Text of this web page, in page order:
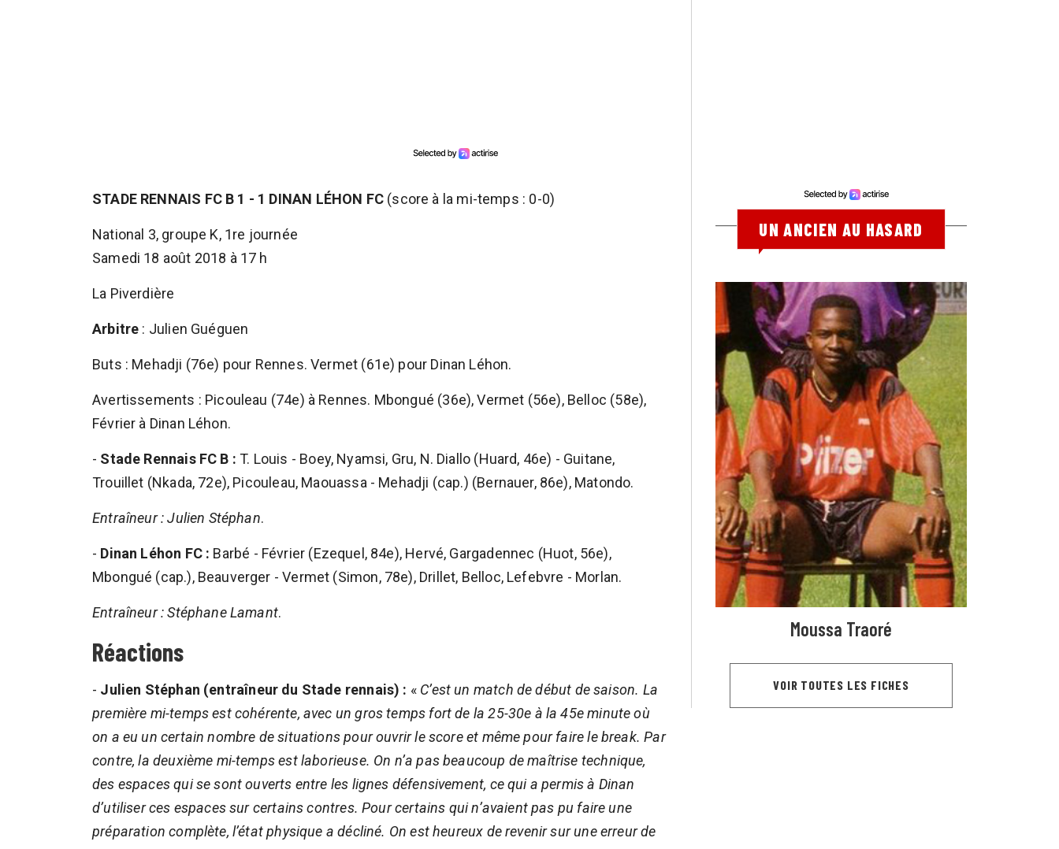
STADE RENNAIS FC B 1 - 1 DINAN LÉHON FC (score à la mi-temps : 0-0)
National 3, groupe K, 1re journée
Samedi 18 août 2018 à 17 h
La Piverdière
Arbitre : Julien Guéguen
Buts : Mehadji (76e) pour Rennes. Vermet (61e) pour Dinan Léhon.
Avertissements : Picouleau (74e) à Rennes. Mbongué (36e), Vermet (56e), Belloc (58e),
Février à Dinan Léhon.
- Stade Rennais FC B : T. Louis - Boey, Nyamsi, Gru, N. Diallo (Huard, 46e) - Guitane,
Trouillet (Nkada, 72e), Picouleau, Maouassa - Mehadji (cap.) (Bernauer, 86e), Matondo.
Entraîneur : Julien Stéphan.
- Dinan Léhon FC : Barbé - Février (Ezequel, 84e), Hervé, Gargadennec (Huot, 56e),
Mbongué (cap.), Beauverger - Vermet (Simon, 78e), Drillet, Belloc, Lefebvre - Morlan.
Entraîneur : Stéphane Lamant.
Réactions
- Julien Stéphan (entraîneur du Stade rennais) : « C’est un match de début de saison. La
première mi-temps est cohérente, avec un gros temps fort de la 25-30e à la 45e minute où
on a eu un certain nombre de situations pour ouvrir le score et même pour faire le break. Par
contre, la deuxième mi-temps est laborieuse. On n’a pas beaucoup de maîtrise technique,
des espaces qui se sont ouverts entre les lignes défensivement, ce qui a permis à Dinan
d’utiliser ces espaces sur certains contres. Pour certains qui n’avaient pas pu faire une
préparation complète, l’état physique a décliné. On est heureux de revenir sur une erreur de
UN ANCIEN AU HASARD
Moussa Traoré
VOIR TOUTES LES FICHES